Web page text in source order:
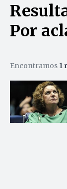
Por
Encontramos 1